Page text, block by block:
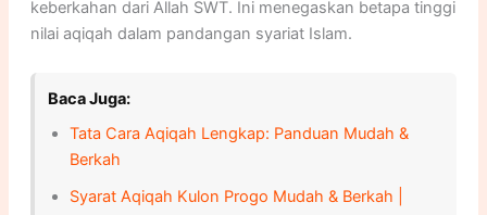
keberkahan dari Allah SWT. Ini menegaskan betapa tinggi
nilai aqiqah dalam pandangan syariat Islam.
Baca Juga:
Tata Cara Aqiqah Lengkap: Panduan Mudah &
Berkah
Syarat Aqiqah Kulon Progo Mudah & Berkah |